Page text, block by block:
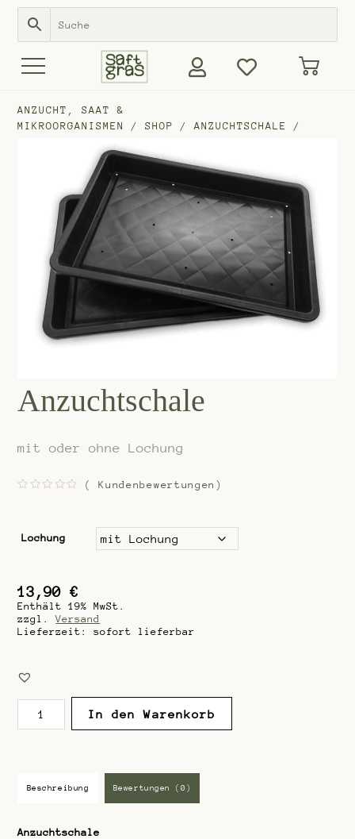
ANZUCHT, SAAT &
MIKROORGANISMEN
/SHOP /ANZUCHTSCHALE /
Anzuchtschale
mit oder ohne Lochung
r
i
t
0
v
o
n
( Kundenbewertungen)
Lochung
13,90€
Enthält 19% MwSt.
zzgl.Versand
Lieferzeit: sofort lieferbar
Menge
In den Warenkorb
Beschreibung Bewertungen (0)
Anzuchtschale